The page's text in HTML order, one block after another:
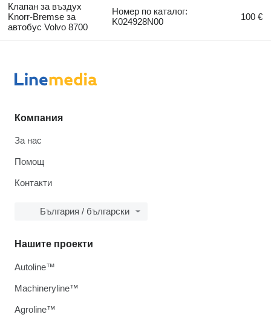
Клапан за въздух
Knorr-Bremse за
автобус Volvo 8700
Номер по каталог:
K024928N00
100 €
Компания
За нас
Помощ
Контакти
България / български
Нашите проекти
Autoline™
Machineryline™
Agroline™